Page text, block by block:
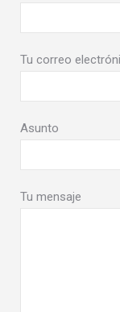
Tu correo
Asunto
Tu mensaje